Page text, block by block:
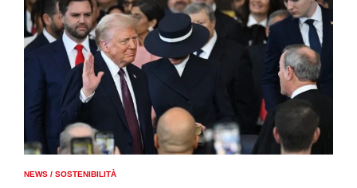
NEWS / SOSTENIBILITÀ